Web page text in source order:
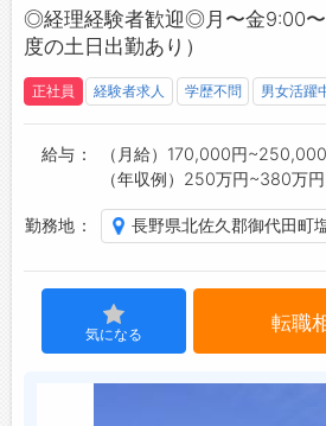
転職支援サービスについて
転職支援サービス
転職・採用コラム
ジョブズゴーについて
会社概要
お問い合わせ
よくあるご質問
◎経理経験者歓迎◎月〜金9:00〜
度の土日出勤あり）
正社員 経験者求人 学歴不問 男女活躍
給与
（月給）170,000円
（年収例）250万円~380万円
勤務地 長野県北佐久郡御代田町
気になる 転職